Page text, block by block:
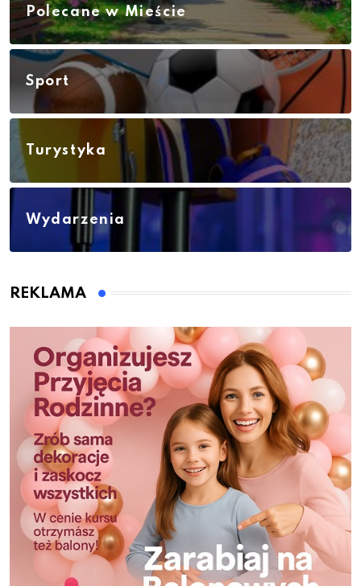
Polecane w Mieście
Sport
Turystyka
Wydarzenia
REKLAMA